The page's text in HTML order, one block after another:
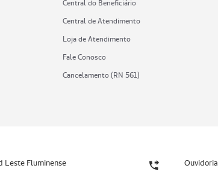
Central do Beneficiário
Central de Atendimento
Loja de Atendimento
Fale Conosco
Cancelamento (RN 561)
Leste Fluminense Ouvidoria